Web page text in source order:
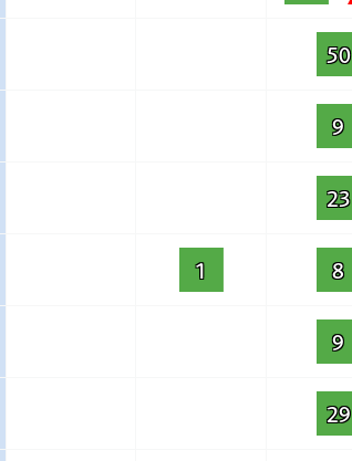
50
9
23
1 8
9
29